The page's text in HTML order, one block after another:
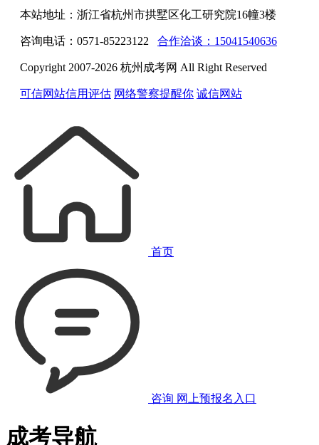
本站地址：浙江省杭州市拱墅区化工研究院16幢3楼
咨询电话：0571-85223122 合作洽谈：15041540636
Copyright 2007-2026 杭州成考网 All Right Reserved
可信网站信用评估 网络警察提醒你 诚信网站
首页
咨询 网上预报名入口
成考导航